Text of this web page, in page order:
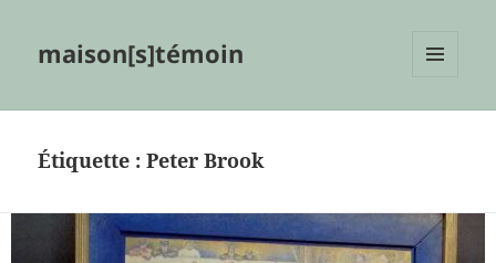
maison[s]témoin
Étiquette :Peter Brook